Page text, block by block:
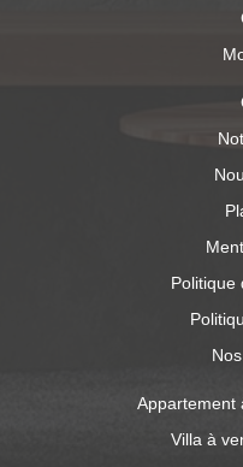
Politique
Appartement
Villa à